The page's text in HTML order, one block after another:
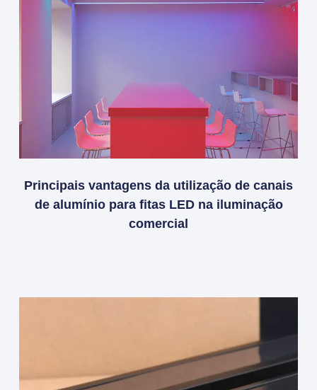
Principais vantagens da utilização de canais
de alumínio para fitas LED na iluminação
comercial